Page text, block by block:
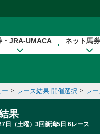
・JRA-UMACA ネット馬
ー > レース結果 開催選択 > レ
果
日（土曜）3回新潟5日 6レース